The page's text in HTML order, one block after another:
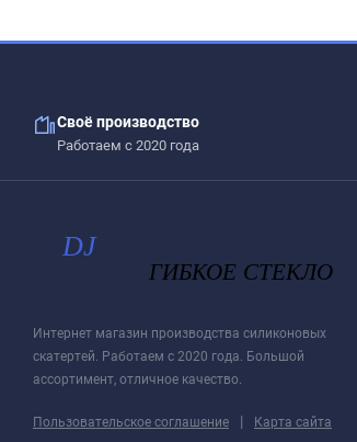
Своё производство
Работаем с 2020 года
Интернет магазин производства силиконовых
скатертей. Работаем с 2020 года. Большой
ассортимент, отличное качество.
Пользовательское соглашение | Карта сайта